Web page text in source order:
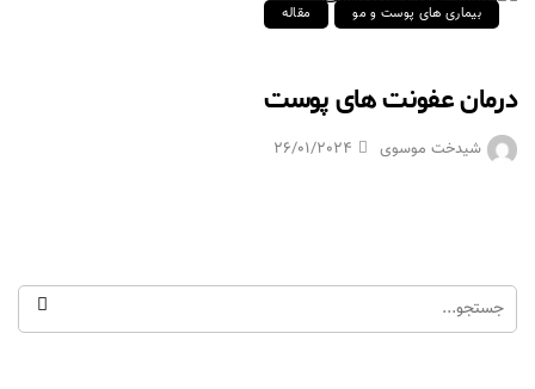
بیماری های پوست و مو مقاله
درمان عفونت های پوست
شیدخت موسوی 26/01/2024